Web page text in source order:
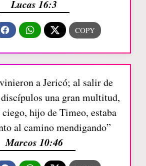
Lucas 16:3
a Jericó; al salir de
una gran multitud,
hijo de Timeo, estaba
al camino mendigando”
Marcos 10:46